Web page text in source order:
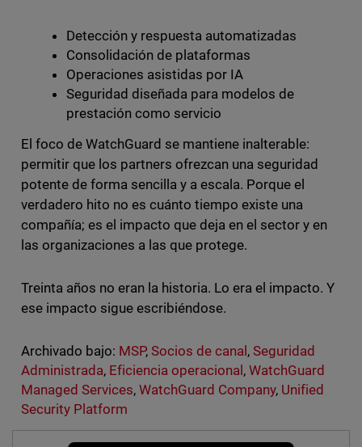
Detección y respuesta automatizadas
Consolidación de plataformas
Operaciones asistidas por IA
Seguridad diseñada para modelos de
prestación como servicio
El foco de WatchGuard se mantiene inalterable:
permitir que los partners ofrezcan una seguridad
potente de forma sencilla y a escala. Porque el
verdadero hito no es cuánto tiempo existe una
compañía; es el impacto que deja en el sector y en
las organizaciones a las que protege.
Treinta años no eran la historia. Lo era el impacto. Y
ese impacto sigue escribiéndose.
Archivado bajo: MSP, Socios de canal ,Seguridad
Administrada, Eficiencia operacional ,WatchGuard
Managed Services, WatchGuard Company, Unified
Security Platform